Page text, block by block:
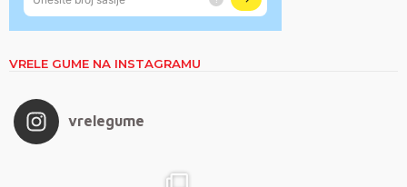
VRELE GUME NA INSTAGRAMU
vrelegume